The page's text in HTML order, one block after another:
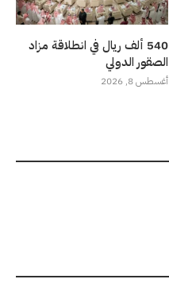
540 ألف ريال في انطلاقة مزاد
الصقور الدولي
أغسطس 8, 2026